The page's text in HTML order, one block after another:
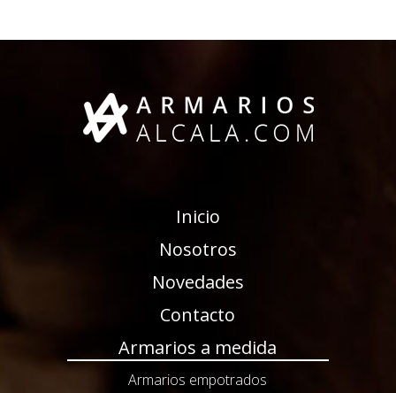
Inicio
Nosotros
Novedades
Contacto
Armarios a medida
Armarios empotrados